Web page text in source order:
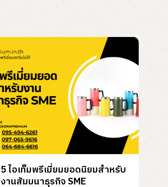
5 ไอเท็มพรีเมี่ยมยอดนิยมสำหรับ
งานสัมมนาธุรกิจ SME